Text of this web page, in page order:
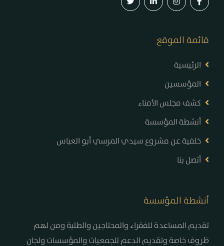
قائمة الموقع
الرئيسية
المؤسسين
كشف مجلس الأمناء
أنشطة المؤسسة
خلفية عن مشروع سيدي المرسي أبو العباس
أتصل بنا
أنشطة المؤسسة
تقديم المساعدة للفقراء والمحتاجين والطلبة ومن لهم
ظروف خاصة وتقديم الدعم للجمعيات والمؤسسات ولجان